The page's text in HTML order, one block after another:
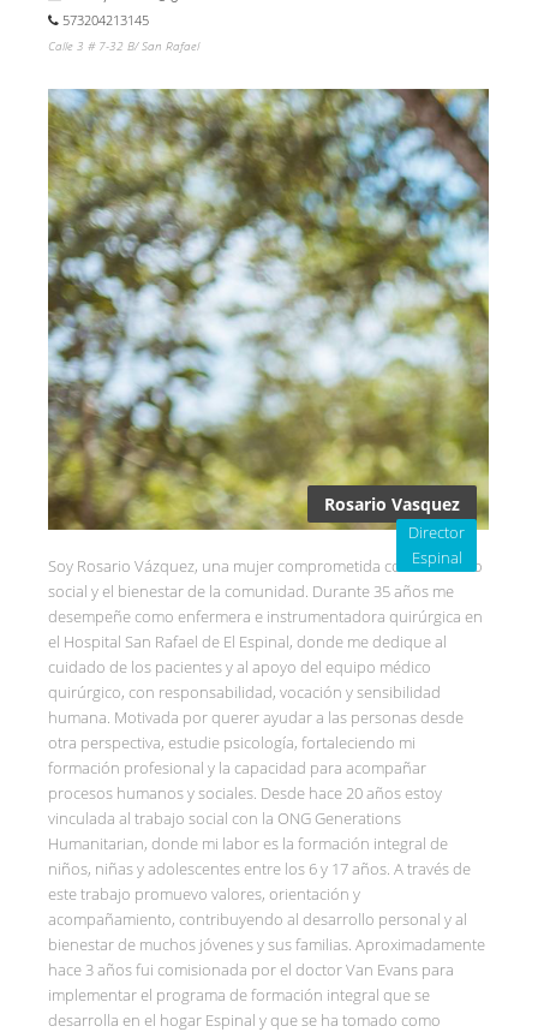
573204213145
Calle 3 # 7-32 B/ San Rafael
Rosario Vasquez
Director
Espinal
Soy Rosario Vázquez, una mujer comprometida con el servicio
social y el bienestar de la comunidad. Durante 35 años me
desempeñe como enfermera e instrumentadora quirúrgica en
el Hospital San Rafael de El Espinal, donde me dedique al
cuidado de los pacientes y al apoyo del equipo médico
quirúrgico, con responsabilidad, vocación y sensibilidad
humana. Motivada por querer ayudar a las personas desde
otra perspectiva, estudie psicología, fortaleciendo mi
formación profesional y la capacidad para acompañar
procesos humanos y sociales. Desde hace 20 años estoy
vinculada al trabajo social con la ONG Generations
Humanitarian, donde mi labor es la formación integral de
niños, niñas y adolescentes entre los 6 y 17 años. A través de
este trabajo promuevo valores, orientación y
acompañamiento, contribuyendo al desarrollo personal y al
bienestar de muchos jóvenes y sus familias. Aproximadamente
hace 3 años fui comisionada por el doctor Van Evans para
implementar el programa de formación integral que se
desarrolla en el hogar Espinal y que se ha tomado como